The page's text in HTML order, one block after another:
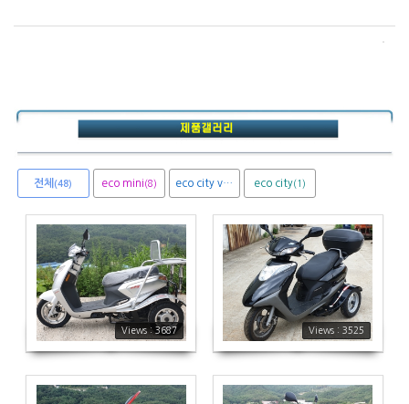
전체 (48) eco mini (8) eco city van eco city(1)
Views : 3687
3687
Views : 3525
3525